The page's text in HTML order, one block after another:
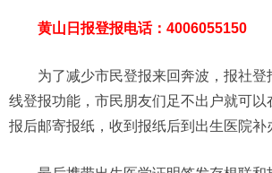
黄山日报登报电话：4006055150
为了减少市民登报来回奔波，报社登
线登报功能，市民朋友们足不出户就可以
报后邮寄报纸，收到报纸后到出生医院补